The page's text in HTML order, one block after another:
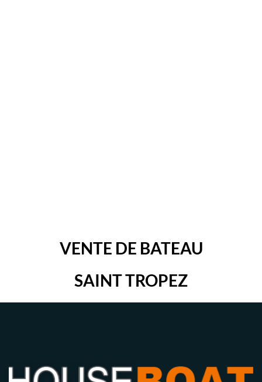
VENTE DE BATEAU
SAINT TROPEZ